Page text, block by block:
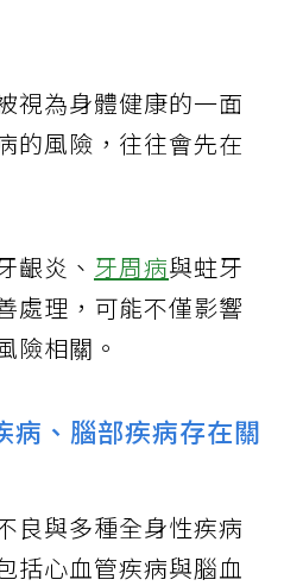
視為身體健康的一面
的風險，往往會先在
齦炎、 牙周病與蛀牙
處理，可能不僅影響
險相關。
病、腦部疾病存在關
良與多種全身性疾病
括心血管疾病與腦血